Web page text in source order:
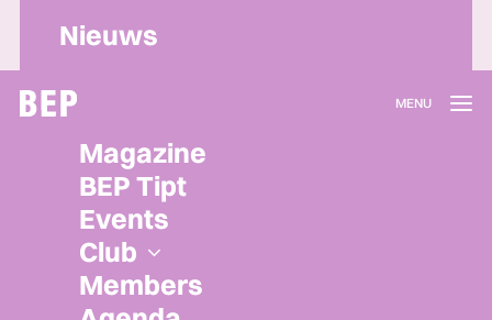
Magazine
BEP Tipt
Events
Club
Members
Nieuws
Lidmaatschap
Herroepen
Privacy policy
Algemene voorwaarden